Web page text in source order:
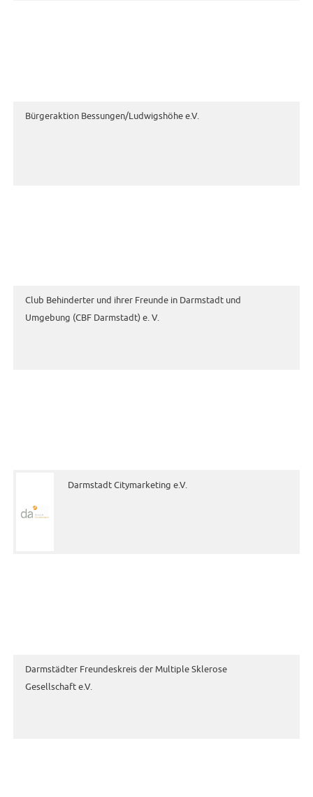
Bürgeraktion Bessungen/Ludwigshöhe e.V.
Club Behinderter und ihrer Freunde in Darmstadt und
Umgebung (CBF Darmstadt) e. V.
Darmstadt Citymarketing e.V.
Darmstädter Freundeskreis der Multiple Sklerose
Gesellschaft e.V.